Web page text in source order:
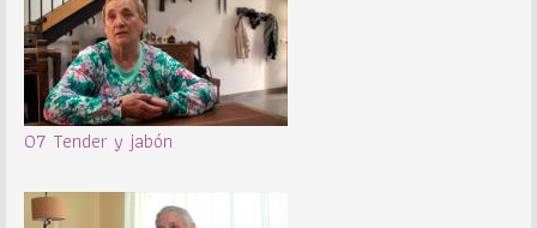
07 Tender y jabón